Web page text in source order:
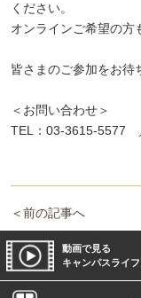
ください。
オンラインご希望の方
皆さまのご参加をお待
＜お問い合わせ＞
TEL：03-3615-5577
＜前の記事へ
動画で見る
キャンパスライフ